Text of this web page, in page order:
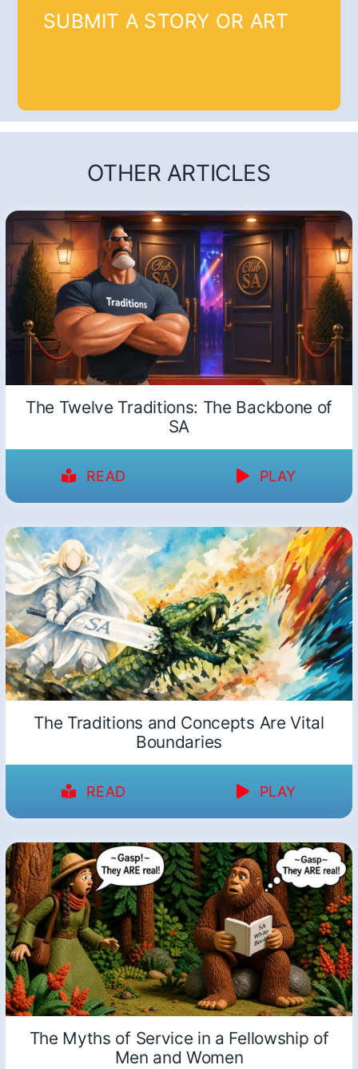
SUBMIT A STORY OR ART
OTHER ARTICLES
The Twelve Traditions: The Backbone of
SA
READ PLAY
The Traditions and Concepts Are Vital
Boundaries
READ PLAY
The Myths of Service in a Fellowship of
Men and Women